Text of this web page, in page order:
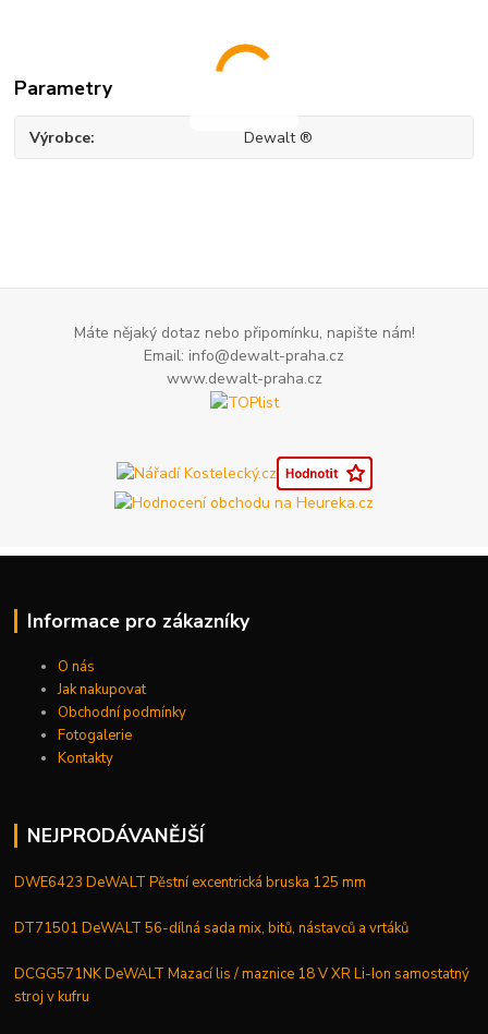
Parametry
Výrobce Dewalt ®
Máte nějaký dotaz nebo připomínku, napište nám!
Email: info@dewalt-praha.cz
www.dewalt-praha.cz
Informace pro zákazníky
O nás
Jak nakupovat
Obchodní podmínky
Fotogalerie
Kontakty
NEJPRODÁVANĚJŠÍ
DWE6423 DeWALT Pěstní excentrická bruska 125 mm
DT71501 DeWALT 56-dílná sada mix, bitů, nástavců a vrtáků
DCGG571NK DeWALT Mazací lis / maznice 18 V XR Li-Ion samostatný
stroj v kufru